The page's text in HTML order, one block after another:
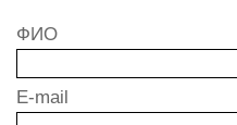
ФИО
E-mail